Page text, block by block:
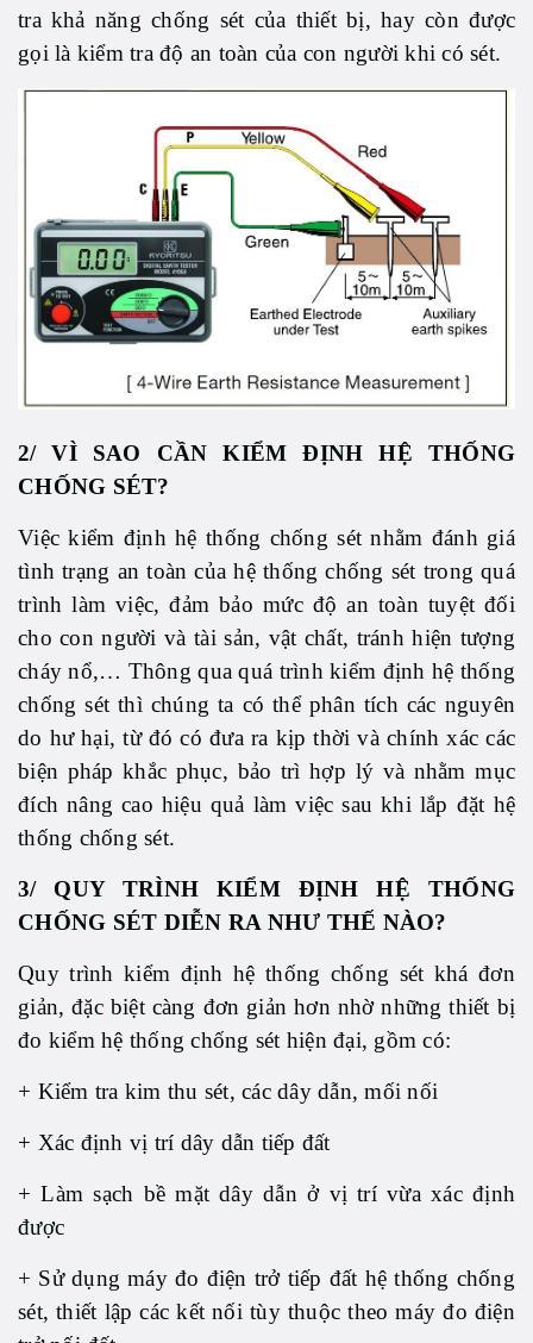
tra khả năng chống sét của thiết bị, hay còn được
gọi là kiểm tra độ an toàn của con người khi có sét.
2/ VÌ SAO CẦN KIỂM ĐỊNH HỆ THỐNG
CHỐNG SÉT?
Việc kiểm định hệ thống chống sét nhằm đánh giá
tình trạng an toàn của hệ thống chống sét trong quá
trình làm việc, đảm bảo mức độ an toàn tuyệt đối
cho con người và tài sản, vật chất, tránh hiện tượng
cháy nổ,… Thông qua quá trình kiểm định hệ thống
chống sét thì chúng ta có thể phân tích các nguyên
do hư hại, từ đó có đưa ra kịp thời và chính xác các
biện pháp khắc phục, bảo trì hợp lý và nhằm mục
đích nâng cao hiệu quả làm việc sau khi lắp đặt hệ
thống chống sét.
3/ QUY TRÌNH KIỂM ĐỊNH HỆ THỐNG
CHỐNG SÉT DIỄN RA NHƯ THẾ NÀO?
Quy trình kiểm định hệ thống chống sét khá đơn
giản, đặc biệt càng đơn giản hơn nhờ những thiết bị
đo kiểm hệ thống chống sét hiện đại, gồm có:
+ Kiểm tra kim thu sét, các dây dẫn, mối nối
+ Xác định vị trí dây dẫn tiếp đất
+ Làm sạch bề mặt dây dẫn ở vị trí vừa xác định
được
+ Sử dụng máy đo điện trở tiếp đất hệ thống chống
sét, thiết lập các kết nối tùy thuộc theo máy đo điện